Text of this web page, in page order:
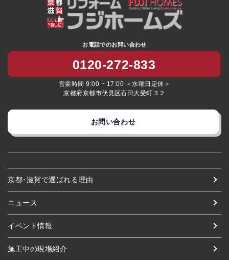
お電話でのお問い合わせ
0120-272-833
営業時間 9:00 ~ 17:00 ＜水曜日定休＞
京都府京都市伏見区石田大受町３２
お問い合わせ
京都･滋賀で選ばれる理由
ニュース
イベント情報
施工中の現場紹介